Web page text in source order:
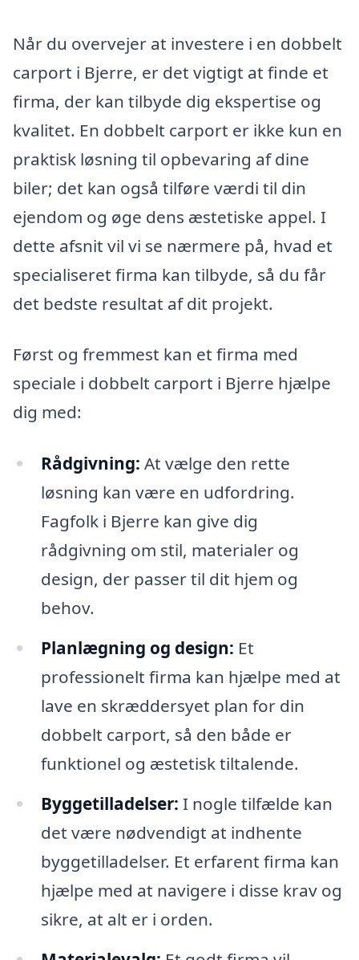
Når du overvejer at investere i en dobbelt
carport i Bjerre, er det vigtigt at finde et
firma, der kan tilbyde dig ekspertise og
kvalitet. En dobbelt carport er ikke kun en
praktisk løsning til opbevaring af dine
biler; det kan også tilføre værdi til din
ejendom og øge dens æstetiske appel. I
dette afsnit vil vi se nærmere på, hvad et
specialiseret firma kan tilbyde, så du får
det bedste resultat af dit projekt.
Først og fremmest kan et firma med
speciale i dobbelt carport i Bjerre hjælpe
dig med:
Rådgivning: At vælge den rette
løsning kan være en udfordring.
Fagfolk i Bjerre kan give dig
rådgivning om stil, materialer og
design, der passer til dit hjem og
behov.
Planlægning og design: Et
professionelt firma kan hjælpe med at
lave en skræddersyet plan for din
dobbelt carport, så den både er
funktionel og æstetisk tiltalende.
Byggetilladelser: I nogle tilfælde kan
det være nødvendigt at indhente
byggetilladelser. Et erfarent firma kan
hjælpe med at navigere i disse krav og
sikre, at alt er i orden.